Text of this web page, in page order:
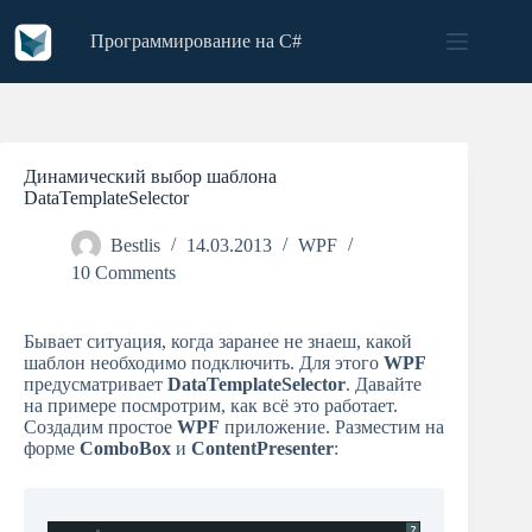
content
Программирование на C#
Динамический выбор шаблона
DataTemplateSelector
Bestlis 14.03.2013
WPF
10 Comments
Бывает ситуация, когда заранее не знаеш, какой
шаблон необходимо подключить. Для этого WPF
предусматривает DataTemplateSelector. Давайте
на примере посмротрим, как всё это работает.
Создадим простое WPF приложение. Разместим на
форме ComboBox и ContentPresenter: